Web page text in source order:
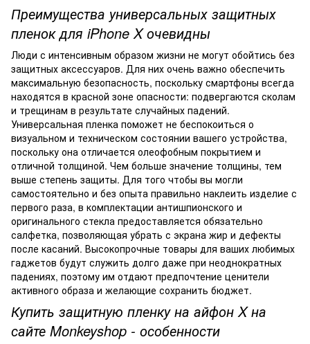
Преимущества универсальных защитных
пленок для iPhone X очевидны
Люди с интенсивным образом жизни не могут обойтись без
защитных аксессуаров. Для них очень важно обеспечить
максимальную безопасность, поскольку смартфоны всегда
находятся в красной зоне опасности: подвергаются сколам
и трещинам в результате случайных падений.
Универсальная пленка поможет не беспокоиться о
визуальном и техническом состоянии вашего устройства,
поскольку она отличается олеофобным покрытием и
отличной толщиной. Чем больше значение толщины, тем
выше степень защиты. Для того чтобы вы могли
самостоятельно и без опыта правильно наклеить изделие с
первого раза, в комплектации антишпионского и
оригинального стекла предоставляется обязательно
салфетка, позволяющая убрать с экрана жир и дефекты
после касаний. Высокопрочные товары для ваших любимых
гаджетов будут служить долго даже при неоднократных
падениях, поэтому им отдают предпочтение ценители
активного образа и желающие сохранить бюджет.
Купить защитную пленку на айфон X на
сайте Monkeyshop - особенности